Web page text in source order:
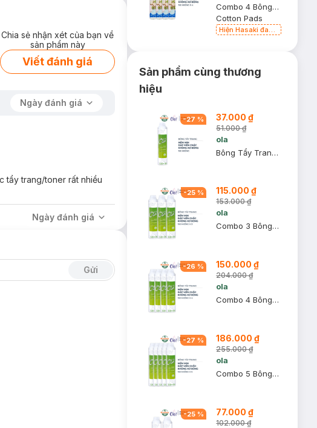
Chia sẻ nhận xét của bạn về
sản phẩm này
Viết đánh giá
Ngày đánh giá
tẩy trang/toner rất nhiều
Ngày đánh giá
Gửi
Combo 4 Bông Tẩy Trang Ipek 150 Miếng
Cotton Pads
Hiện Hasaki đang
Sản phẩm cùng thương
hiệu
-27 % 37.000 ₫
51.000 ₫
ola
Bông Tẩy Trang Ola Cao Cấp 150 Miếng
-25 % 115.000 ₫
153.000 ₫
ola
Combo 3 Bông Tẩy Trang Ola Cao Cấp 150 Miếng
-26 % 150.000 ₫
204.000 ₫
ola
Combo 4 Bông Tẩy Trang Ola Cao Cấp 150 Miếng
-27 % 186.000 ₫
255.000 ₫
ola
Combo 5 Bông Tẩy Trang Ola Cao Cấp 150 Miếng
-25 % 77.000 ₫
102.000 ₫